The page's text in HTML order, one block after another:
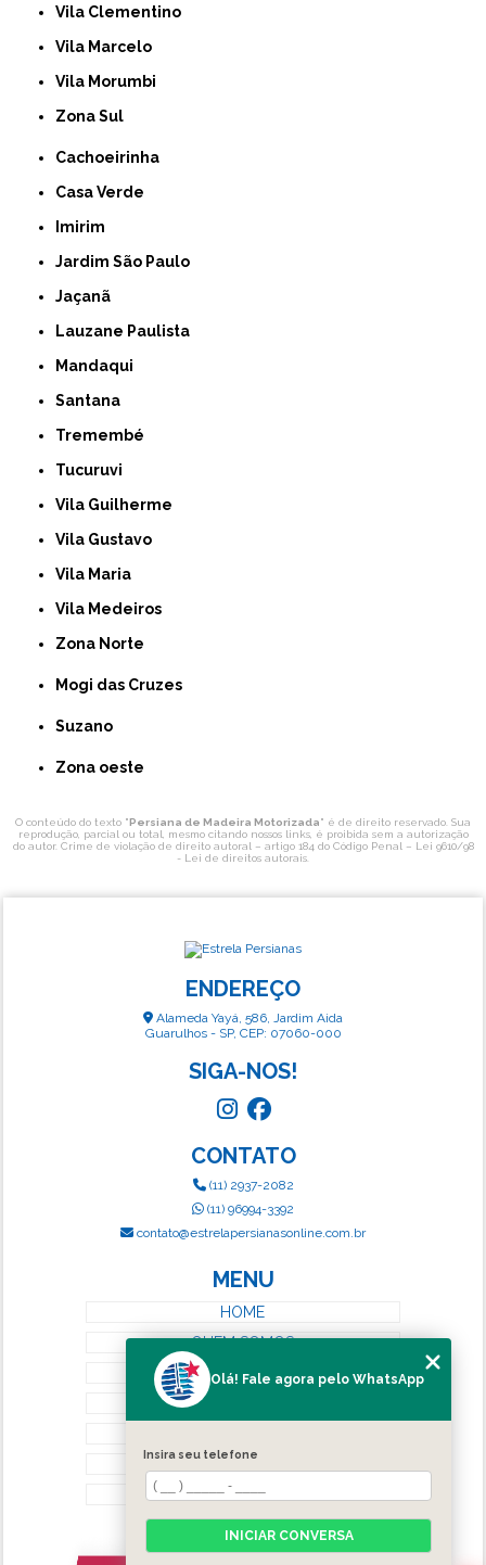
Vila Clementino
Vila Marcelo
Vila Morumbi
Zona Sul
Cachoeirinha
Casa Verde
Imirim
Jardim São Paulo
Jaçanã
Lauzane Paulista
Mandaqui
Santana
Tremembé
Tucuruvi
Vila Guilherme
Vila Gustavo
Vila Maria
Vila Medeiros
Zona Norte
Mogi das Cruzes
Suzano
Zona oeste
O conteúdo do texto "Persiana de Madeira Motorizada" é de direito reservado. Sua
reprodução, parcial ou total, mesmo citando nossos links, é proibida sem a autorização
do autor. Crime de violação de direito autoral – artigo 184 do Código Penal – Lei 9610/98
- Lei de direitos autorais
ENDEREÇO
Alameda Yayá, 586, Jardim Aida
Guarulhos - SP, CEP: 07060-000
SIGA-NOS!
CONTATO
(11) 2937-2082
(11) 96994-3392
contato@estrelapersianasonline.com.br
MENU
HOME
QUEM SOMOS
SERVIÇOS
CATEGORIAS
MAPA DO SITE
Olá! Fale agora pelo WhatsApp
Insira seu telefone
INICIAR CONVERSA